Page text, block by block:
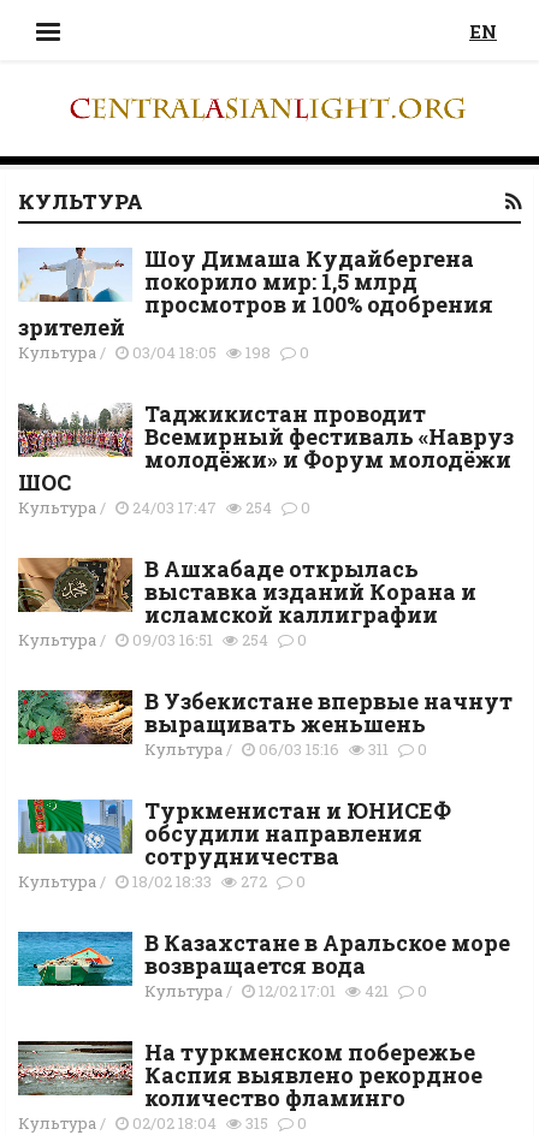
EN
КУЛЬТУРА
Шоу Димаша Кудайбергена
покорило мир: 1,5 млрд
просмотров и 100% одобрения
зрителей
Культура/ 03/04 18:05 198 0
Таджикистан проводит
Всемирный фестиваль «Навруз
молодёжи» и Форум молодёжи
ШОС
Культура/ 24/03 17:47 254 0
В Ашхабаде открылась
выставка изданий Корана и
исламской каллиграфии
Культура/ 09/03 16:51 254 0
В Узбекистане впервые начнут
выращивать женьшень
Культура/ 06/03 15:16 311 0
Туркменистан и ЮНИСЕФ
обсудили направления
сотрудничества
Культура/ 18/02 18:33 272 0
В Казахстане в Аральское море
возвращается вода
Культура/ 12/02 17:01 421 0
На туркменском побережье
Каспия выявлено рекордное
количество фламинго
Культура/ 02/02 18:04 315 0